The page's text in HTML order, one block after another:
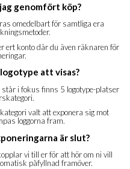
genomfört köp?
omedelbart för samtliga era
ert konto där du även räknaren för
att visas?
i fokus finns 5 logotype-platser
valt att exponera sig mot
loggorna fram.
är slut?
vi till er för att hör om ni vill
påfyllnad framöver.